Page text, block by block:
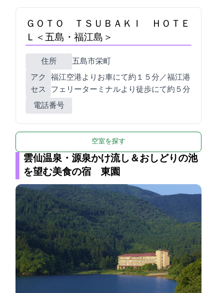
ＧＯＴＯ ＴＳＵＢＡＫＩ ＨＯＴＥ
Ｌ＜五島・福江島＞
住所
五島市栄町1-57
アク
セス
福江空港よりお車にて約１５分／福江港
フェリーターミナルより徒歩にて約５分
電話番号
空室を探す
雲仙温泉・源泉かけ流し＆おしどりの池
を望む美食の宿 東園